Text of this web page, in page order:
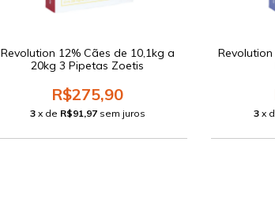
Revolution 12% Cães de 10,1kg a
20kg 3 Pipetas Zoetis
R$275,90
3 x de R$91,97 sem juros 3 x